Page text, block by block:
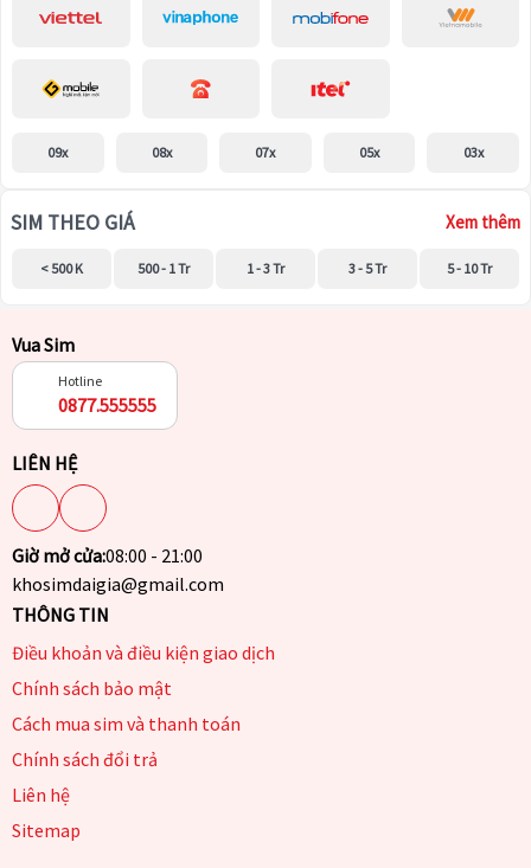
09x 08x 07x 05x 03x
SIM THEO GIÁ Xem thêm
< 500 K 500 - 1 Tr 1 - 3 Tr 3 - 5 Tr 5 - 10 Tr
Vua Sim
Hotline
0877.555555
LIÊN HỆ
Giờ mở cửa:08:00 - 21:00
khosimdaigia@gmail.com
THÔNG TIN
Điều khoản và điều kiện giao dịch
Chính sách bảo mật
Cách mua sim và thanh toán
Chính sách đổi trả
Liên hệ
Sitemap